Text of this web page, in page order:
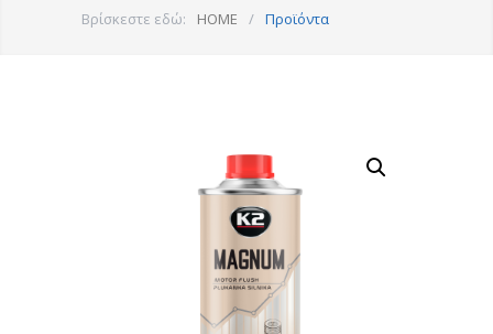
Βρίσκεστε εδώ: HOME / Προϊόντα